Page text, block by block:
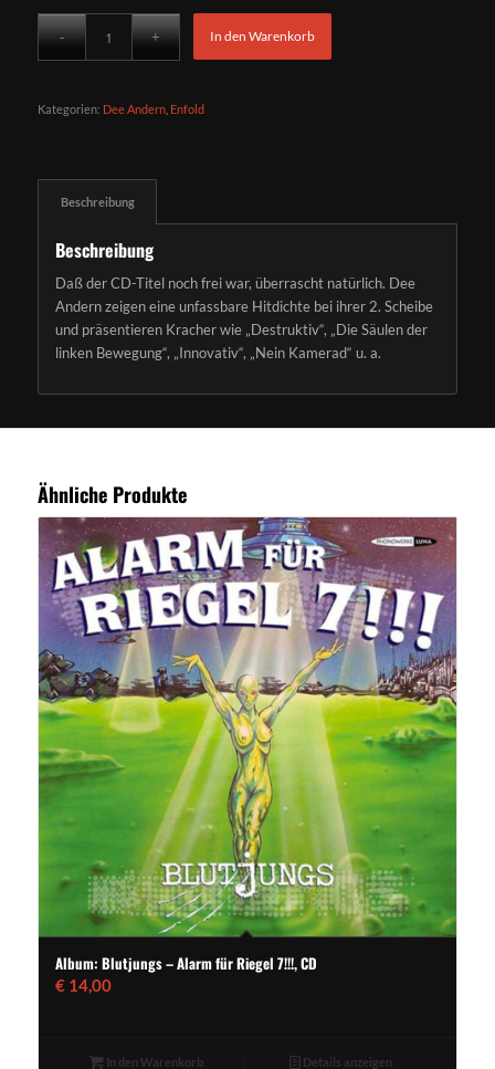
In den Warenkorb
Kategorien: Dee Andern, Enfold
Beschreibung
Beschreibung
Daß der CD-Titel noch frei war, überrascht natürlich. Dee
Andern zeigen eine unfassbare Hitdichte bei ihrer 2. Scheibe
und präsentieren Kracher wie „Destruktiv“, „Die Säulen der
linken Bewegung“, „Innovativ“, „Nein Kamerad“ u. a.
Ähnliche Produkte
Album: Blutjungs – Alarm für Riegel 7!!!, CD
€14,00
In den Warenkorb Details anzeigen